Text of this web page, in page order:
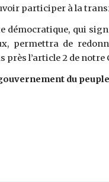
participer à la
démocratique, qui
permettra de
près l’article 2 de
du